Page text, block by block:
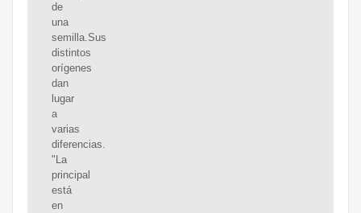
de
una
semilla.Sus
distintos
orígenes
dan
lugar
a
varias
diferencias.
"La
principal
está
en